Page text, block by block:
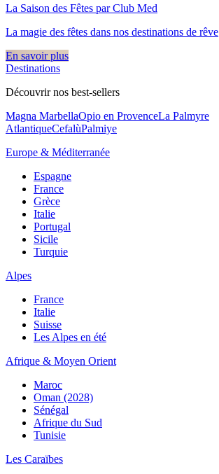
La Saison des Fêtes par Club Med
La magie des fêtes dans nos destinations de rêve​
En savoir plus
Destinations
Découvrir nos best-sellers
Magna MarbellaOpio en ProvenceLa Palmyre
AtlantiqueCefalùPalmiye
Europe & Méditerranée
Espagne
France
Grèce
Italie
Portugal
Sicile
Turquie
Alpes
France
Italie
Suisse
Les Alpes en été
Afrique & Moyen Orient
Maroc
Oman (2028)
Sénégal
Afrique du Sud
Tunisie
Les Caraïbes